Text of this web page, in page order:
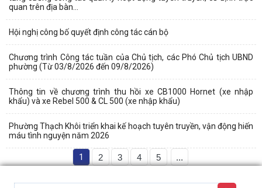
quan trên địa bàn...
Hội nghị công bố quyết định công tác cán bộ
Chương trình Công tác tuần của Chủ tịch, các Phó Chủ tịch UBND
phường (Từ 03/8/2026 đến 09/8/2026)
Thông tin về chương trình thu hồi xe CB1000 Hornet (xe nhập
khẩu) và xe Rebel 500 & CL 500 (xe nhập khẩu)
Phường Thạch Khôi triển khai kế hoạch tuyên truyền, vận động hiến
máu tình nguyện năm 2026
1 2 3 4 5 ...